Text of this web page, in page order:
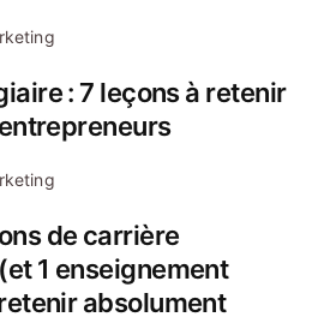
: 7 leçons à retenir
de carrière
1 enseignement
absolument